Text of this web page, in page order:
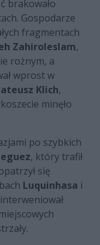
brakowało
Gospodarze
fragmentach
Zahiroleslam,
rożnym, a
wprost w
Klich,
minęło
po szybkich
, który trafił
się
Luquinhasa i